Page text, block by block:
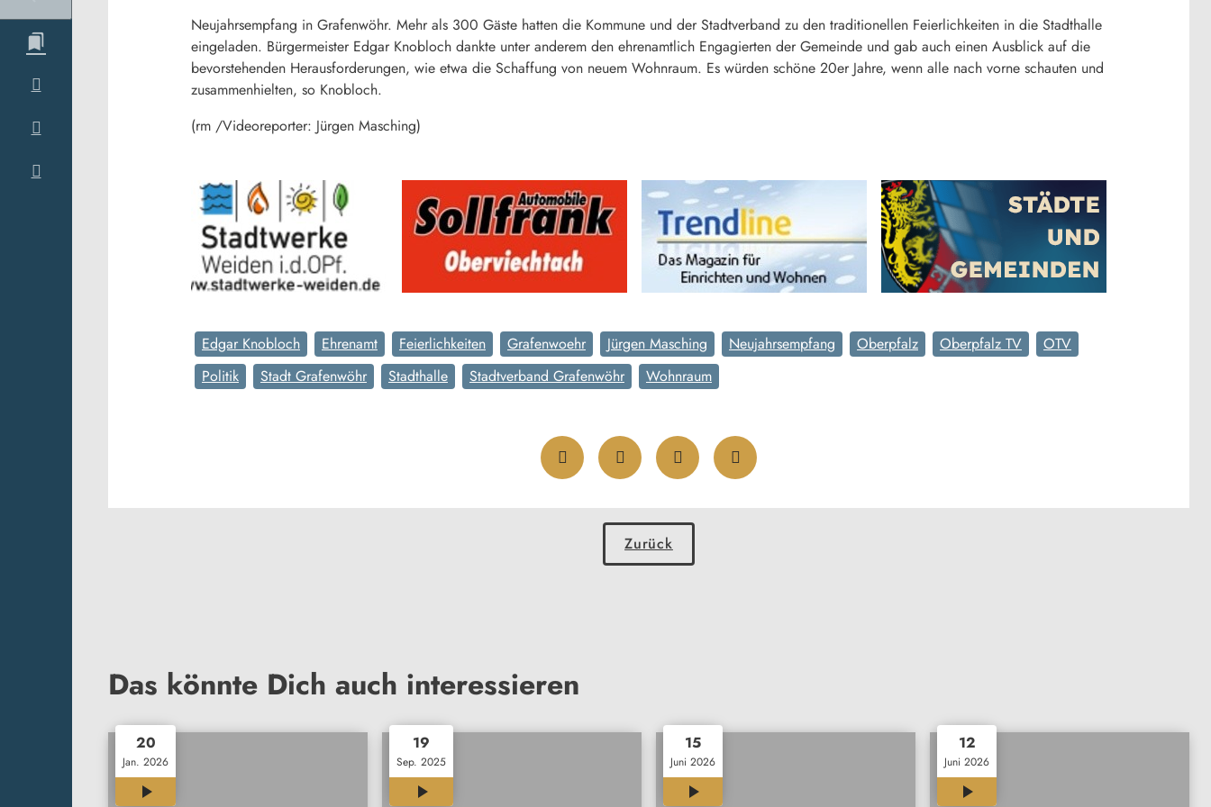
Neujahrsempfang in Grafenwöhr. Mehr als 300 Gäste hatten die Kommune und der Stadtverband zu den traditionellen Feierlichkeiten in die Stadthalle
eingeladen. Bürgermeister Edgar Knobloch dankte unter anderem den ehrenamtlich Engagierten der Gemeinde und gab auch einen Ausblick auf die
bevorstehenden Herausforderungen, wie etwa die Schaffung von neuem Wohnraum. Es würden schöne 20er Jahre, wenn alle nach vorne schauten und
zusammenhielten, so Knobloch.
(rm /Videoreporter: Jürgen Masching)
Edgar Knobloch Ehrenamt Feierlichkeiten Grafenwoehr Jürgen Masching Neujahrsempfang Oberpfalz Oberpfalz TV
OTV
Politik
Stadt Grafenwöhr Stadthalle Stadtverband Grafenwöhr Wohnraum
Zurück
Das könnte Dich auch interessieren
20
Jan. 2026
19
Sep. 2025
15
Juni 2026
12
Juni 2026